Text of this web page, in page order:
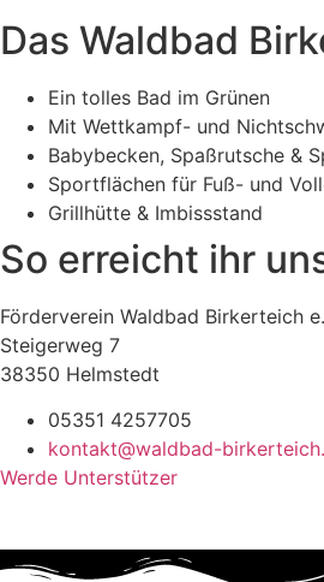
Das Waldbad
Ein tolles Bad im Grünen
Mit Wettkampf- und
Babybecken, Spaßrutsche &
Sportflächen für Fuß- und
Grillhütte & Imbissstand
So erreicht ihr
Förderverein Waldbad Birkerteich
Steigerweg 7
38350 Helmstedt
05351 4257705
kontakt@waldbad-
Werde Unterstützer